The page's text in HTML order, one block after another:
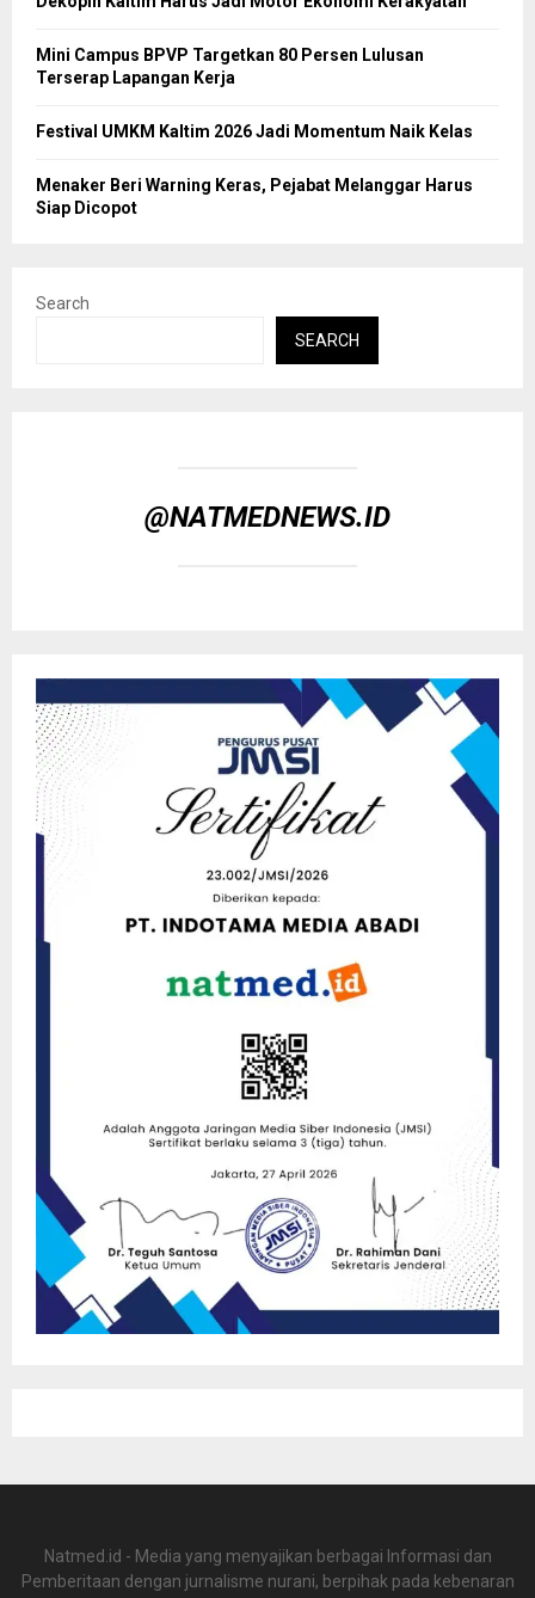
Mini Campus BPVP Targetkan 80 Persen Lulusan
Terserap Lapangan Kerja
Festival UMKM Kaltim 2026 Jadi Momentum Naik Kelas
Menaker Beri Warning Keras, Pejabat Melanggar Harus
Siap Dicopot
Search
SEARCH
@NATMEDNEWS.ID
Natmed.id - Media yang menyajikan berbagai Informasi dan
Pemberitaan dengan jurnalisme nurani, berpihak pada kebenaran